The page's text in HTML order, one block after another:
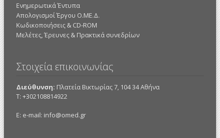
Ενημερωτικά Έντυπα
Απολογισμοί Έργου Ο.ΜΕ.Δ.
Κωδικοποιήσεις & CD-ROM
Mελέτες, Έρευνες & Πρακτικά συνεδρίων
Στοιχεία επικοινωνίας
Διεύθυνση: Πλατεία Βικτωρίας 7, 104 34 Αθήνα
Τ: +302108814922
E: e-mail: info@omed.gr